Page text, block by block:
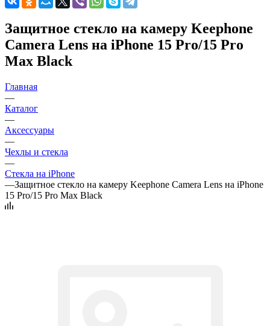
Защитное стекло на камеру Keephone
Camera Lens на iPhone 15 Pro/15 Pro
Max Black
Главная
—
Каталог
—
Аксессуары
—
Чехлы и стекла
—
Стекла на iPhone
—Защитное стекло на камеру Keephone Camera Lens на iPhone
15 Pro/15 Pro Max Black